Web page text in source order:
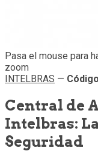
Pasa el mouse para
zoom
INTELBRAS — Código
Central de
Intelbras:
Seguridad